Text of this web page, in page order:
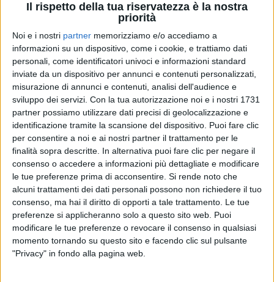
Il rispetto della tua riservatezza è la nostra
priorità
Noi e i nostri partner memorizziamo e/o accediamo a
informazioni su un dispositivo, come i cookie, e trattiamo dati
personali, come identificatori univoci e informazioni standard
inviate da un dispositivo per annunci e contenuti personalizzati,
misurazione di annunci e contenuti, analisi dell'audience e
sviluppo dei servizi. Con la tua autorizzazione noi e i nostri 1731
partner possiamo utilizzare dati precisi di geolocalizzazione e
identificazione tramite la scansione del dispositivo. Puoi fare clic
per consentire a noi e ai nostri partner il trattamento per le
finalità sopra descritte. In alternativa puoi fare clic per negare il
consenso o accedere a informazioni più dettagliate e modificare
le tue preferenze prima di acconsentire. Si rende noto che
alcuni trattamenti dei dati personali possono non richiedere il tuo
consenso, ma hai il diritto di opporti a tale trattamento. Le tue
preferenze si applicheranno solo a questo sito web. Puoi
modificare le tue preferenze o revocare il consenso in qualsiasi
momento tornando su questo sito e facendo clic sul pulsante
"Privacy" in fondo alla pagina web.
POMERIGGIO RAP 01 mar 2023
Ghali commenta Ernia: il post fa sognare i
fan (dei loro Troupe d’Elite)
I due artisti hanno iniziato a fare musica insieme a
Milano una decina di anni fa, ora molti chiedono un
feat
Chi siamo